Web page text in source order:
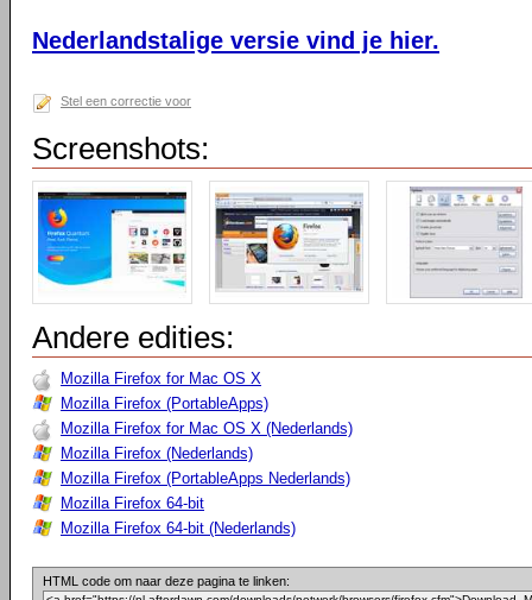
Nederlandstalige versie vind je hier.
Stel een correctie voor
Screenshots:
Andere edities:
Mozilla Firefox for Mac OS X
Mozilla Firefox (PortableApps)
Mozilla Firefox for Mac OS X (Nederlands)
Mozilla Firefox (Nederlands)
Mozilla Firefox (PortableApps Nederlands)
Mozilla Firefox 64-bit
Mozilla Firefox 64-bit (Nederlands)
HTML code om naar deze pagina te linken: